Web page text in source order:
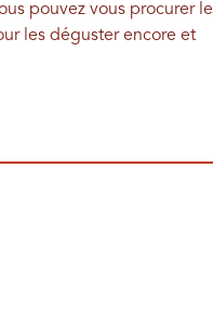
pouvez vous procurer le
les déguster encore et